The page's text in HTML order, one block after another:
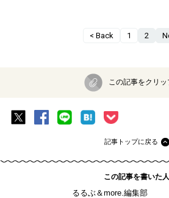
< Back 1 2
この記事をクリッ
記事トップに戻る
この記事を書いた人
るるぶ＆more.編集部